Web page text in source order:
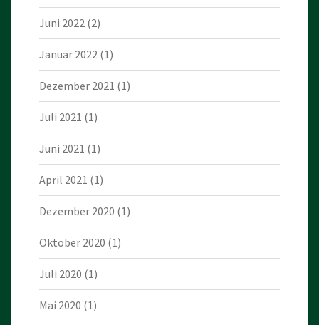
Juni 2022 (2)
Januar 2022 (1)
Dezember 2021 (1)
Juli 2021 (1)
Juni 2021 (1)
April 2021 (1)
Dezember 2020 (1)
Oktober 2020 (1)
Juli 2020 (1)
Mai 2020 (1)